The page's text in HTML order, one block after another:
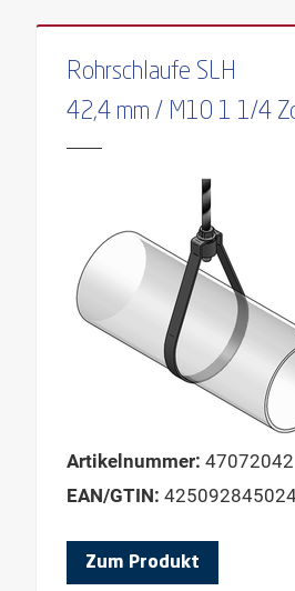
Rohrschlaufe SLH
42,4 mm / M10 1 1/4
Artikelnummer: 47072042
EAN/GTIN:
Zum Produkt